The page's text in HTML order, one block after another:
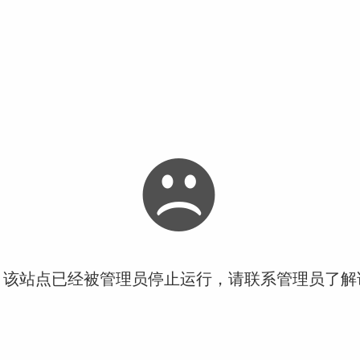
站点已经被管理员停止运行，请联系管理员了